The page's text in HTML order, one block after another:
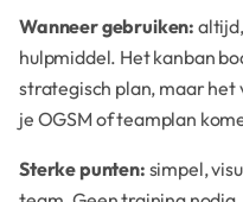
Wanneer gebruiken:
hulpmiddel. Het kanban
strategisch plan, maar het
je OGSM of teamplan
Sterke punten: simpel,